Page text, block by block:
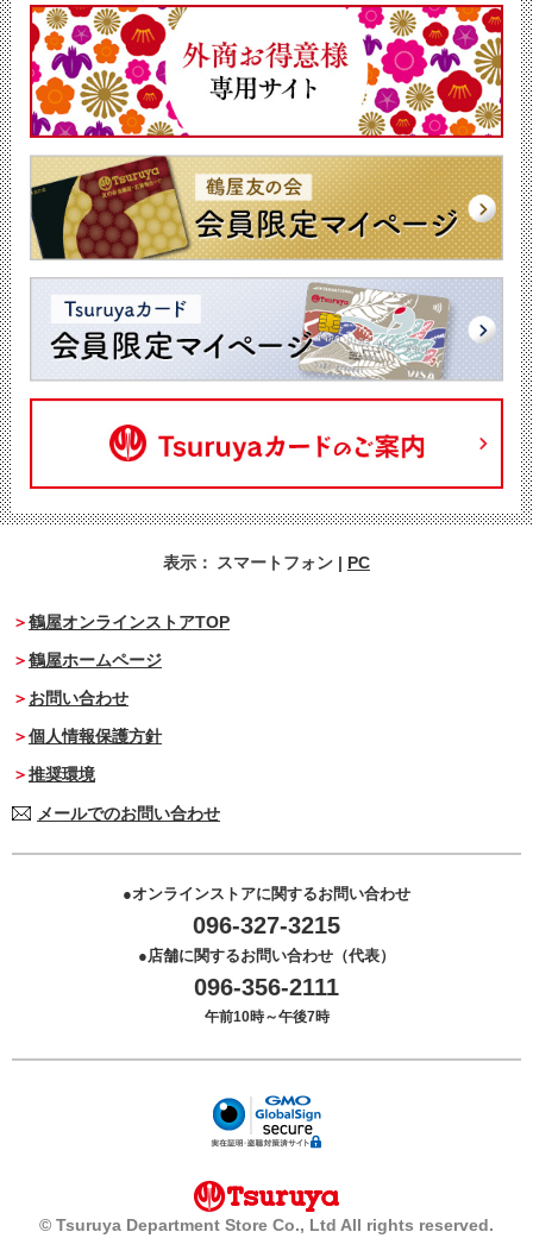
表示： スマートフォン | PC
鶴屋オンラインストアTOP
鶴屋ホームページ
お問い合わせ
個人情報保護方針
推奨環境
メールでのお問い合わせ
オンラインストアに関するお問い合わせ
096-327-3215
店舗に関するお問い合わせ（代表）
096-356-2111
午前10時～午後7時
© Tsuruya Department Store Co., Ltd All rights reserved.